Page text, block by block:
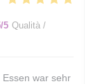
/5 Qualità /
war sehr